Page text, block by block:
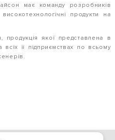
має команду розробників
продукти на
продукція якої представлена в
її підприємствах по всьому